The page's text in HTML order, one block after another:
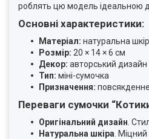
роблять цю модель ідеальною
Основні характеристики:
Матеріал: натуральна
Розмір: 20 × 14 × 6 см
Декор: авторський дизайн
Тип: міні-сумочка
Призначення:
Переваги сумочки
Оригінальний дизайн .
Натуральна шкіра .